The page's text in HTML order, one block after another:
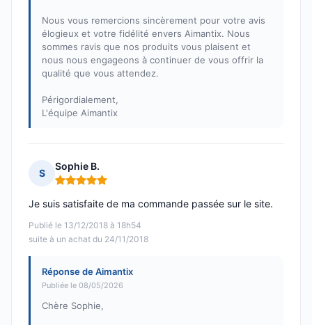
Nous vous remercions sincèrement pour votre avis
élogieux et votre fidélité envers Aimantix. Nous
sommes ravis que nos produits vous plaisent et
nous nous engageons à continuer de vous offrir la
qualité que vous attendez.
Périgordialement,
L'équipe Aimantix
S
Sophie B.
Note : 5 sur 5
Publié le 13/12/2018 à 18h54
suite à un achat du 24/11/2018
Je suis satisfaite de ma commande passée sur le site.
Réponse de Aimantix
Publiée le 08/05/2026
Chère Sophie,